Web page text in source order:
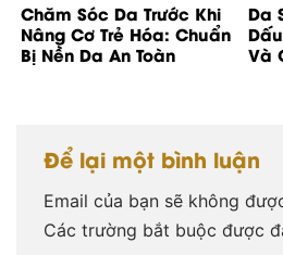
Chăm Sóc Da Trước Khi
Nâng Cơ Trẻ Hóa: Chuẩn
Bị Nền Da An Toàn
Da
Và
Để lại một bình luận
Email của bạn sẽ không
Các trường bắt buộc được